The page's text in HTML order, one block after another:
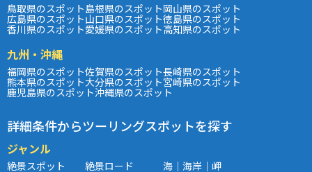
鳥取県のスポット島根県のスポット岡山県のスポット
広島県のスポット山口県のスポット徳島県のスポット
香川県のスポット愛媛県のスポット高知県のスポット
九州・沖縄
福岡県のスポット佐賀県のスポット長崎県のスポット
熊本県のスポット大分県のスポット宮崎県のスポット
鹿児島県のスポット沖縄県のスポット
詳細条件からツーリングスポットを探す
ジャンル
絶景スポット 絶景ロード 海｜海岸｜岬